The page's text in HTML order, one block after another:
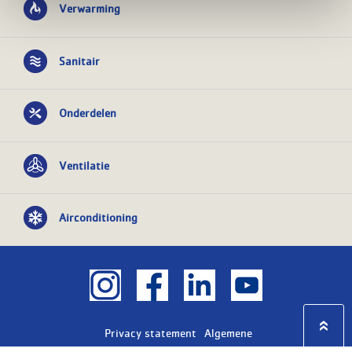
Verwarming
Sanitair
Onderdelen
Ventilatie
Airconditioning
Privacy statement
Algemene